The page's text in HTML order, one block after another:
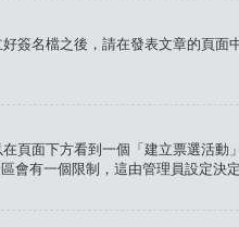
簽名檔之後，請在發表文章的頁面
頁面下方看到一個「建立票選活
會有一個限制，這由管理員設定決定